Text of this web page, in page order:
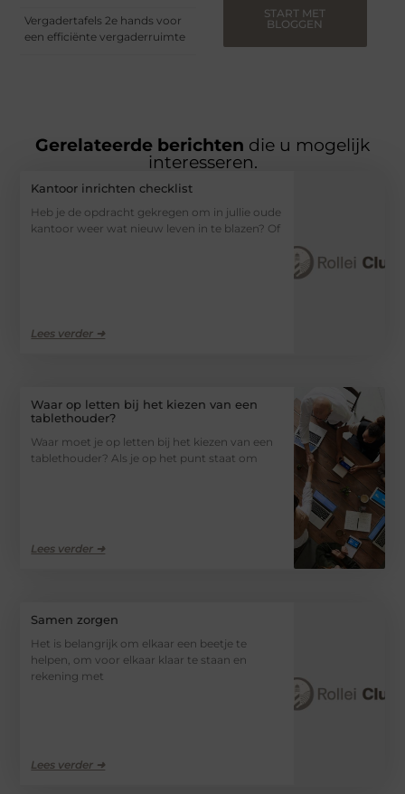
Vergadertafels 2e hands voor
een efficiënte vergaderruimte
START MET
BLOGGEN
Gerelateerde berichten die u mogelijk
interesseren.
Kantoor inrichten checklist
Heb je de opdracht gekregen om in jullie oude
kantoor weer wat nieuw leven in te blazen? Of
Lees verder ➜
Waar op letten bij het kiezen van een
tablethouder?
Waar moet je op letten bij het kiezen van een
tablethouder? Als je op het punt staat om
Lees verder ➜
Samen zorgen
Het is belangrijk om elkaar een beetje te
helpen, om voor elkaar klaar te staan en
rekening met
Lees verder ➜